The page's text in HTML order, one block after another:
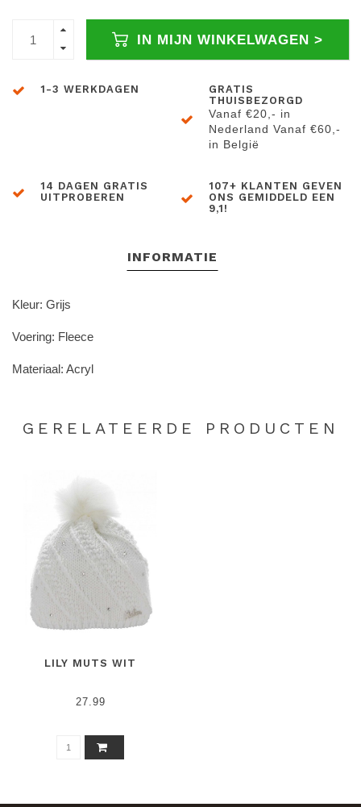
IN MIJN WINKELWAGEN >
1-3 WERKDAGEN
GRATIS
THUISBEZORGD
Vanaf €20,- in
Nederland Vanaf €60,-
in België
14 DAGEN GRATIS
UITPROBEREN
107+ KLANTEN GEVEN
ONS GEMIDDELD EEN
9,1!
INFORMATIE
Kleur: Grijs
Voering: Fleece
Materiaal: Acryl
GERELATEERDE PRODUCTEN
LILY MUTS WIT
27.99